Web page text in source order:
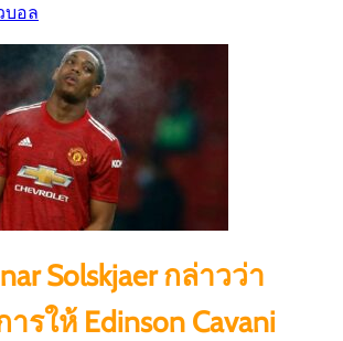
บอล
Solskjaer กล่าวว่า
รให้ Edinson Cavani